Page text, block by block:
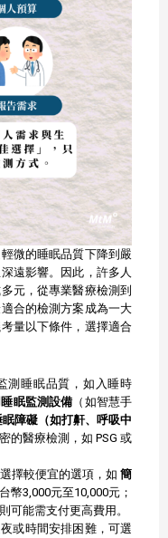
微的睡眠品質下降到嚴
遠影響。因此，許多人
元，從專業醫療檢測到
合的檢測方案成為一大
量以下條件，選擇適合
測睡眠品質，如入睡時
眠監測設備 （如智慧手
眠障礙（如打鼾、呼吸中
的醫療檢測，如 PSG 或
擇較便宜的選項，如簡
幣3,000元至10,000元；
可能需支付更高費用。
或時間安排困難，可選